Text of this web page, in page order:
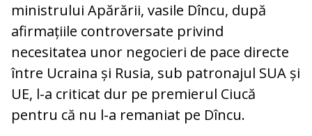
ministrului Apărării, vasile Dîncu, după
afirmațiile controversate privind
necesitatea unor negocieri de pace directe
între Ucraina și Rusia, sub patronajul SUA și
UE, l-a criticat dur pe premierul Ciucă
pentru că nu l-a remaniat pe Dîncu.